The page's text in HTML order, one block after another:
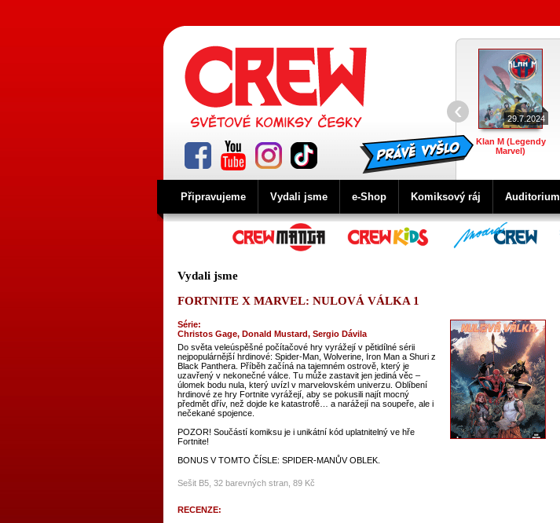
29.7.2024
Klan M (Legendy
Marvel)
‹
Připravujeme Vydali jsme e-Shop Komiksový ráj Auditorium
Vydali jsme
FORTNITE X MARVEL: NULOVÁ VÁLKA 1
Série:
Christos Gage, Donald Mustard, Sergio Dávila
Do světa veleúspěšné počítačové hry vyrážejí v pětidílné sérii
nejpopulárnější hrdinové: Spider-Man, Wolverine, Iron Man a Shuri z
Black Panthera. Příběh začíná na tajemném ostrově, který je
uzavřený v nekonečné válce. Tu může zastavit jen jediná věc –
úlomek bodu nula, který uvízl v marvelovském univerzu. Oblíbení
hrdinové ze hry Fortnite vyrážejí, aby se pokusili najít mocný
předmět dřív, než dojde ke katastrofě… a narážejí na soupeře, ale i
nečekané spojence.
POZOR! Součástí komiksu je i unikátní kód uplatnitelný ve hře
Fortnite!
BONUS V TOMTO ČÍSLE: SPIDER-MANŮV OBLEK.
Sešit B5, 32 barevných stran, 89 Kč
RECENZE: